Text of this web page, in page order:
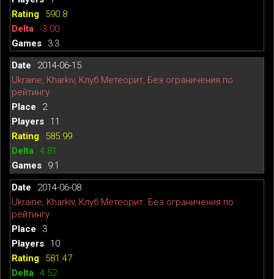
590.8
-3.00
3:3
2014-06-15
Ukraine, Kharkiv, Клуб Метеорит, Без ограничения по
рейтингу
2
11
585.99
4.81
9:1
2014-06-08
Ukraine, Kharkiv, Клуб Метеорит. Без ограничения по
рейтингу
3
10
581.47
4.52